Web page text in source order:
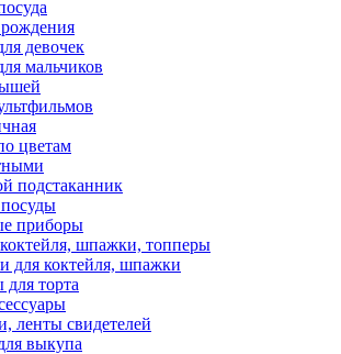
девочек
мальчиков
цветам
подстаканник
приборы
шпажки, топперы
для коктейля, шпажки
торта
ленты свидетелей
выкупа